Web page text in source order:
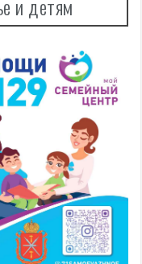
и детям